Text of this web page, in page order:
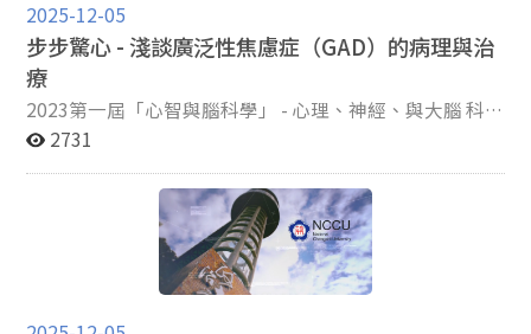
感、整合與動機架構解析遊戲化之心理歷程：中央神經系
統、自主神經系統與行為之整合性研究」，主要目的是探
討內在覺感如何調節決策過程及其預測力。研究者假設，
內在覺感敏感性較高的人，其生理反應、主觀情緒與行為
決策之間的關聯會更加一致，因此他們的大腦活動可能更
具代表性，能更精準地預測市場趨勢。本研究以手機遊戲
作為實驗刺激，檢驗參與者的個體決策、大腦活化、情緒
評分如何預測實際市場表現（下載量與營收），並進一步
探討內在覺感在預測模型中所扮演的角色。 本研究共招募
60位曾玩過手遊的成人（平均年齡約24.6歲）進行實驗。
實驗材料包含70款於2020年新推出的免費手遊，並收集
了這些遊戲在App Store與Google Play的實際下載量與營
收數據作為市場指標。實驗過程分為三個部分：第一階段
(mentalized-related)的神經活動有關，加上使用主觀的
社經地位比用客觀標準衡量的社經地位較有分析意義，因
此要先確定每位測試者的主觀社會經濟地位為何，及心智
化的測量(指測試者以多大的程度站在慈善機構受益人的
角度)；接著，為了確定主觀社經地位與慈善行為的關
係，每位測試者需做慈善捐款，分析各欲捐款的金額為
何，並結合功能性磁振造影(fMRI)技術，測量與心智化相
關大腦神經活動情況，就能夠加以驗證在利他選擇過程
(捐款行為)當中，心智化的能力與其相關大腦活動的變
化，是否可以解釋主觀社經地位與慈善捐贈間的關聯。此
研究的假設有二：(一)主觀社經地位與慈善行為(利他行
2017)。並且，在面對挑戰和逆境時，恆毅力使人能夠保
持冷靜、克服困難並持續努力。恆毅力是一種人格特質，
能夠幫助人們克服逆境、實現目標並不斷成長，研究亦表
明人格特質在短時間內不會出現劇烈波動( Bleidorn &
Hopwood, 2018; Caspi et al., 2005; Roberts &
DelVecchio, 2000; Robins et al., 2001)。可想而知，在我
們生活的社會中，恆毅力對於個人的成功和成就扮演重要
的角色，無論是在學業、事業、個人生活還是人際關係
中，恆毅力都發揮著關鍵的作用，幫助人們克服挑戰、追
求目標並實現夢想(Anderson, Turner, Heath, & Payne,
2016; Bandura, 1986)。 然而，大家可能不知道，儘管恆
2025-12-05
步步驚心 - 淺談廣泛性焦慮症（GAD）的病理與治
療
2023第一屆「心智與腦科學」 - 心理、神經、與大腦 科普
寫作徵文 C組心理學－佳作：政大莊Ｏ翰 廣泛性焦慮症
一個診斷，在精神疾病診斷準則手冊第五版（DSM-5）
中，其診斷準則包含至少六個月以上的跨情境/事件憂慮
（且認為難以控制）、有三項以上的症狀（包含感覺緊張
或心情不定、容易疲勞、注意力不集中，腦筋一片空白、
易怒、肌肉緊繃、睡眠困擾）、造成生活功能減損及無法
2731